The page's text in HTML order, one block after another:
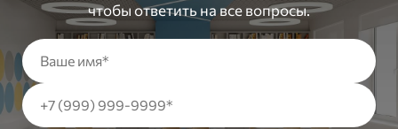
чтобы ответить на все вопросы.